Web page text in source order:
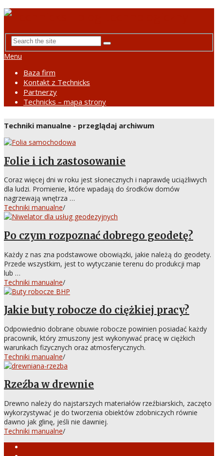
Menu
Baza firm
Kontakt z Technicks
Partnerzy
Technicks – mapa strony
Techniki manualne - przeglądaj archiwum
Folie i ich zastosowanie
Coraz więcej dni w roku jest słonecznych i naprawdę uciążliwych
dla ludzi. Promienie, które wpadają do środków domów
nagrzewają wnętrza …
Techniki manualne/
Po czym rozpoznać dobrego geodetę?
Każdy z nas zna podstawowe obowiązki, jakie należą do geodety.
Przede wszystkim, jest to wytyczanie terenu do produkcji map
lub …
Techniki manualne/
Jakie buty robocze do ciężkiej pracy?
Odpowiednio dobrane obuwie robocze powinien posiadać każdy
pracownik, który zmuszony jest wykonywać pracę w ciężkich
warunkach fizycznych oraz atmosferycznych.
Techniki manualne/
Rzeźba w drewnie
Drewno należy do najstarszych materiałów rzeźbiarskich, zaczęto
wykorzystywać je do tworzenia obiektów zdobniczych równie
dawno jak glinę, jeśli nie dawniej.
Techniki manualne/